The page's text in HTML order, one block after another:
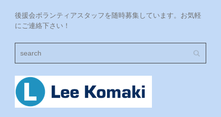
後援会ボランティアスタッフを随時募集しています。お気軽
にご連絡下さい！